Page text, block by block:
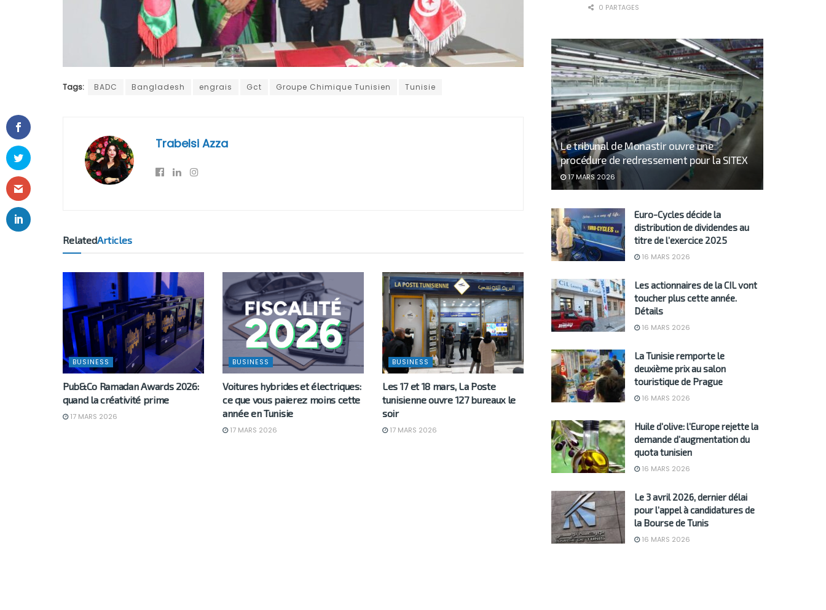
Tags: BADC Bangladesh engrais Gct Groupe Chimique Tunisien Tunisie
Trabelsi Azza
RelatedArticles
BUSINESS
Pub&Co Ramadan Awards 2026:
quand la créativité prime
17 MARS 2026
BUSINESS
Voitures hybrides et électriques:
ce que vous paierez moins cette
année en Tunisie
17 MARS 2026
BUSINESS
Les 17 et 18 mars, La Poste
tunisienne ouvre 127 bureaux le
soir
17 MARS 2026
0 PARTAGES
Le tribunal de Monastir ouvre une
procédure de redressement pour la SITEX
17 MARS 2026
Euro-Cycles décide la
distribution de dividendes au
titre de l’exercice 2025
16 MARS 2026
Les actionnaires de la CIL vont
toucher plus cette année.
Détails
16 MARS 2026
La Tunisie remporte le
deuxième prix au salon
touristique de Prague
16 MARS 2026
Huile d’olive: l’Europe rejette la
demande d’augmentation du
quota tunisien
16 MARS 2026
Le 3 avril 2026, dernier délai
pour l’appel à candidatures de
la Bourse de Tunis
16 MARS 2026